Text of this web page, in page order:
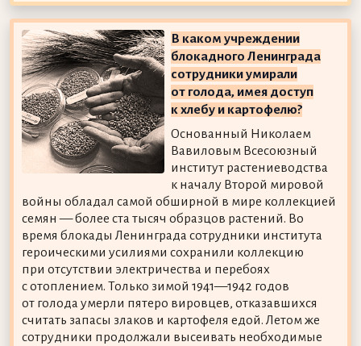
В каком учреждении
блокадного Ленинграда
сотрудники умирали
от голода, имея доступ
к хлебу и картофелю?
Основанный Николаем
Вавиловым Всесоюзный
институт растениеводства
к началу Второй мировой
войны обладал самой обширной в мире коллекцией
семян — более ста тысяч образцов растений. Во
время блокады Ленинграда сотрудники института
героическими усилиями сохранили коллекцию
при отсутствии электричества и перебоях
с отоплением. Только зимой 1941—1942 годов
от голода умерли пятеро вировцев, отказавшихся
считать запасы злаков и картофеля едой. Летом же
сотрудники продолжали высеивать необходимые